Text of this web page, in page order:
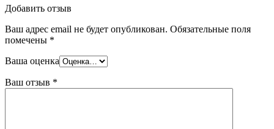
Добавить отзыв
Ваш адрес email не будет опубликован. Обязательные поля
помечены *
Ваша оценка
Ваш отзыв *